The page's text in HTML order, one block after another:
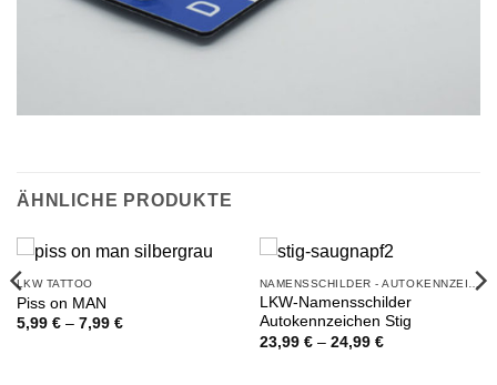
ÄHNLICHE PRODUKTE
LKW TATTOO
Piss on MAN
5,99 € – 7,99 €Preisspanne:
NAMENSSCHILDER - AUTOKENNZEICHEN
LKW-Namensschilder
Autokennzeichen Stig
23,99 € – 24,99 €Preisspanne: